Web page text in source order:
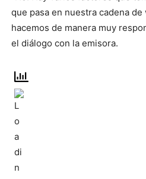
que pasa en nuestra cadena
hacemos de manera muy
el diálogo con la emisora.